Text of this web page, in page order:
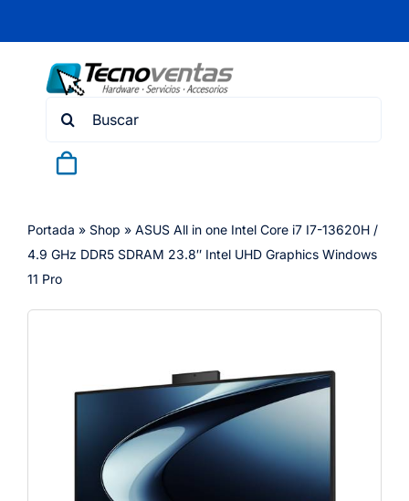
content
Search
Portada » Shop » ASUS All in one Intel Core i7 I7-13620H /
4.9 GHz DDR5 SDRAM 23.8″ Intel UHD Graphics Windows
11 Pro